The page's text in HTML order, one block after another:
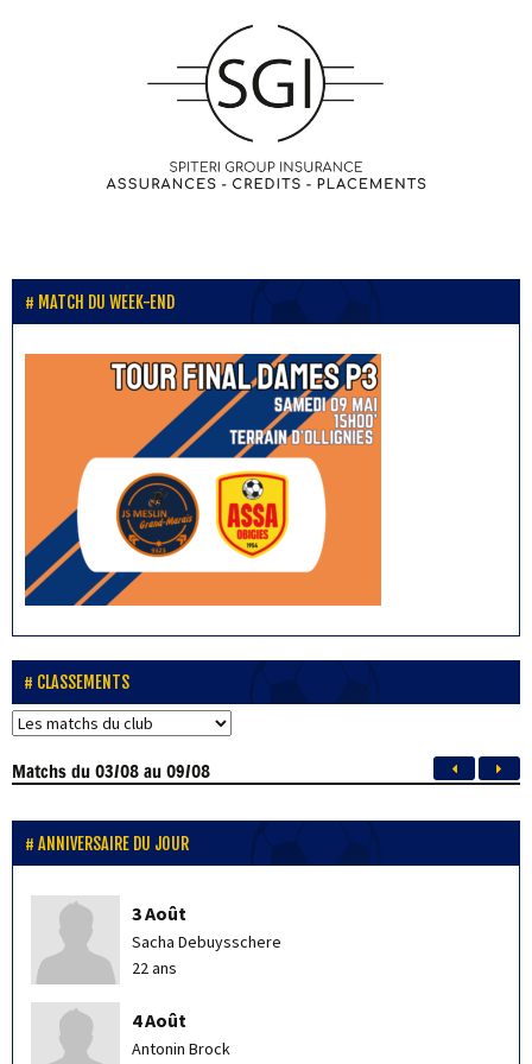
MATCH DU WEEK-END
CLASSEMENTS
Matchsdu 03/08 au 09/08
ANNIVERSAIRE DU JOUR
3 Août
Sacha Debuysschere
22 ans
4 Août
Antonin Brock